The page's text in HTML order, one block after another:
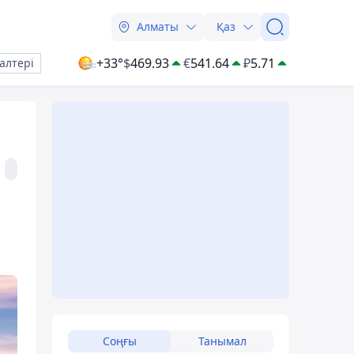
Алматы Қаз
+33°$469.93 €541.64 ₽5.71
Соңғы Танымал